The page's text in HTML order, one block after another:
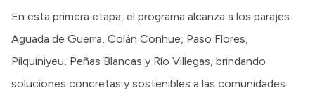
En esta primera etapa, el programa alcanza a los parajes
Aguada de Guerra, Colán Conhue, Paso Flores,
Pilquiniyeu, Peñas Blancas y Río Villegas, brindando
soluciones concretas y sostenibles a las comunidades.